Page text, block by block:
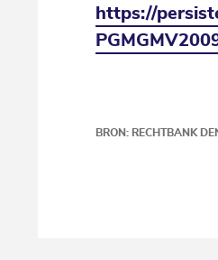
https://
BRON: RECHTBANK